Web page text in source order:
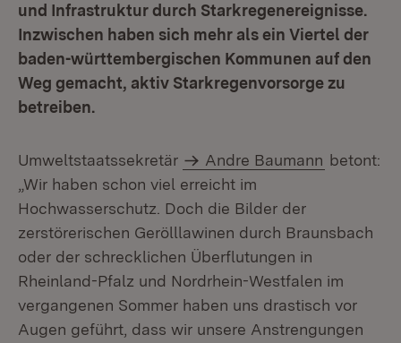
und Infrastruktur durch Starkregenereignisse.
Inzwischen haben sich mehr als ein Viertel der
baden-württembergischen Kommunen auf den
Weg gemacht, aktiv Starkregenvorsorge zu
betreiben.
Umweltstaatssekretär Andre Baumann betont:
„Wir haben schon viel erreicht im
Hochwasserschutz. Doch die Bilder der
zerstörerischen Gerölllawinen durch Braunsbach
oder der schrecklichen Überflutungen in
Rheinland-Pfalz und Nordrhein-Westfalen im
vergangenen Sommer haben uns drastisch vor
Augen geführt, dass wir unsere Anstrengungen